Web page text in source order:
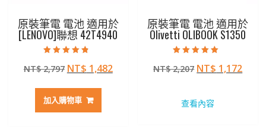
原裝筆電 電池 適用於
[LENOVO]聯想 42T4940
4.50
滿分 5
NT$2,797 原
價
格：
NT$ 1,482目
加入購物車
原裝筆電 電池 適用於
Olivetti OLIBOOK S1350
5.00
滿分 5
NT$2,207 原
格：
NT$ 1,172目
查看內容